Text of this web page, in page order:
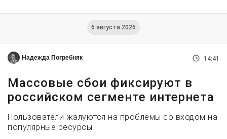
6 августа 2026
Надежда Погребняк 14:41
Массовые сбои фиксируют в
российском сегменте интернета
Пользователи жалуются на проблемы со входом на
популярные ресурсы